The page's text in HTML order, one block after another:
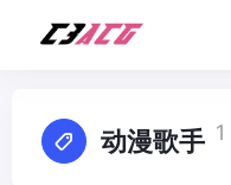
动漫歌手 1